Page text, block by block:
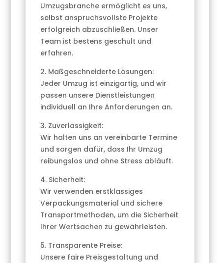
Umzugsbranche ermöglicht es uns,
selbst anspruchsvollste Projekte
erfolgreich abzuschließen. Unser
Team ist bestens geschult und
erfahren.
2. Maßgeschneiderte Lösungen:
Jeder Umzug ist einzigartig, und wir
passen unsere Dienstleistungen
individuell an Ihre Anforderungen an.
3. Zuverlässigkeit:
Wir halten uns an vereinbarte Termine
und sorgen dafür, dass Ihr Umzug
reibungslos und ohne Stress abläuft.
4. Sicherheit:
Wir verwenden erstklassiges
Verpackungsmaterial und sichere
Transportmethoden, um die Sicherheit
Ihrer Wertsachen zu gewährleisten.
5. Transparente Preise:
Unsere faire Preisgestaltung und